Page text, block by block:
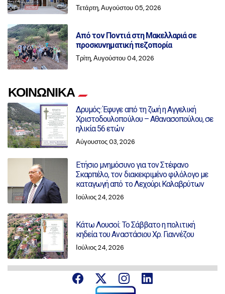
Τετάρτη, Αυγούστου 05, 2026
Από τον Ποντιά στη Μακελλαριά σε
προσκυνηματική πεζοπορία
Τρίτη, Αυγούστου 04, 2026
ΚΟΙΝΩΝΙΚΑ
Δρυμός: Έφυγε από τη ζωή η Αγγελική
Χριστοδουλοπούλου – Αθανασοπούλου, σε
ηλικία 56 ετών
Αύγουστος 03, 2026
Ετήσιο μνημόσυνο για τον Στέφανο
Σκαρπέλο, τον διακεκριμένο φιλόλογο με
καταγωγή από το Λεχούρι Καλαβρύτων
Ιούλιος 24, 2026
Κάτω Λουσοί: Το Σάββατο η πολιτική
κηδεία του Αναστάσιου Χρ. Γιαννέζου
Ιούλιος 24, 2026